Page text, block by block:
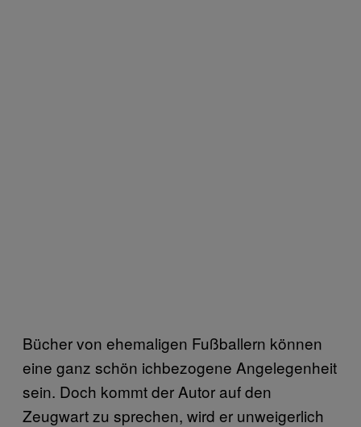
Bücher von ehemaligen Fußballern können
eine ganz schön ichbezogene Angelegenheit
sein. Doch kommt der Autor auf den
Zeugwart zu sprechen, wird er unweigerlich